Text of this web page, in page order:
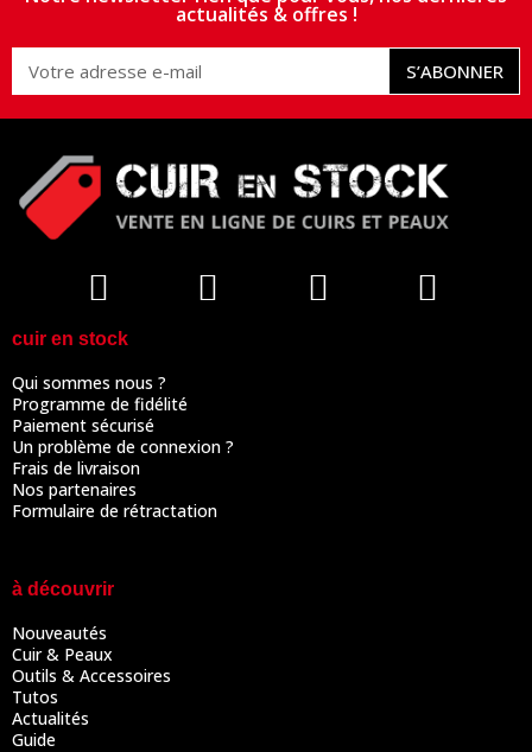
actualités & offres !
S’ABONNER
cuir en stock
Qui sommes nous ?
Programme de fidélité
Paiement sécurisé
Un problème de connexion ?
Frais de livraison
Nos partenaires
Formulaire de rétractation
à découvrir
Nouveautés
Cuir & Peaux
Outils & Accessoires
Tutos
Actualités
Guide